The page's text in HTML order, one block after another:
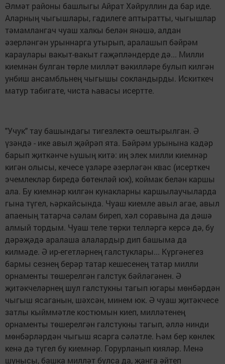
Әлмәт районы башлыгы Айрат Хәйруллин да бар иде.
Аларның чыгышлары, гадилеге аптыратты, чыгышлар
тәмамлангач чуаш халкы белән янәшә, алдан
әзерләнгән урыннарга утырып, аралашып бәйрәм
караулары вакыт-вакыт гаҗәпләндерде дә... Милли
киемнән булган төрле милләт вәкилләре булып килгән
унбиш ансамбльнең чыгышы сокландырды. Искиткеч
матур табигате, чиста һавасы исертте.
"Учук" тау башындагы тигезлектә оештырылган. Ә
үзәндә - ике авыл җәйрәп ята. Бәйрәм урынына кадәр
барып җиткәнче һушың китә: иң элек милли киемнәр
кигән олысы, кечесе үзләре әзерләгән квас (исерткеч
эчемлекләр биредә бөтенләй юк), коймак белән каршы
ала. Бу киемнәр килгән кунакларны каршылаучыларда
гына түгел, һәркайсында. Чуаш киемле авыл агае, авыл
апаеның татарча сәлам биреп, хәл соравына да дәшә
алмый тордым. Чуаш теле төрки телләргә керсә дә, бу
дәрәҗәдә аралаша алалардыр дип башыма да
килмәде. Ә ир-егетләрнең галстуклары... Күргәнегез
бармы сезнең берәр татар кешесенең татар милли
орнаменты төшерелгән галстук бәйләгәнен. Ә
җитәкчеләрнең шул галстукны тагып югары мөнбәрдән
чыгыш ясаганын, шәхсән, минем юк. Ә чуаш җитәкчесе
затлы кыйммәтле костюмын киеп, милләтенең
орнаменты төшерелгән галстукны тагып, әллә нинди
мөнбәрләрдән чыгыш ясарга сәләтле. Һәм бер көнлек
кенә дә түгел бу киемнәр. Горурланып кияләр. Менә
шунысы, башка милләт булса да, җанга әйтеп